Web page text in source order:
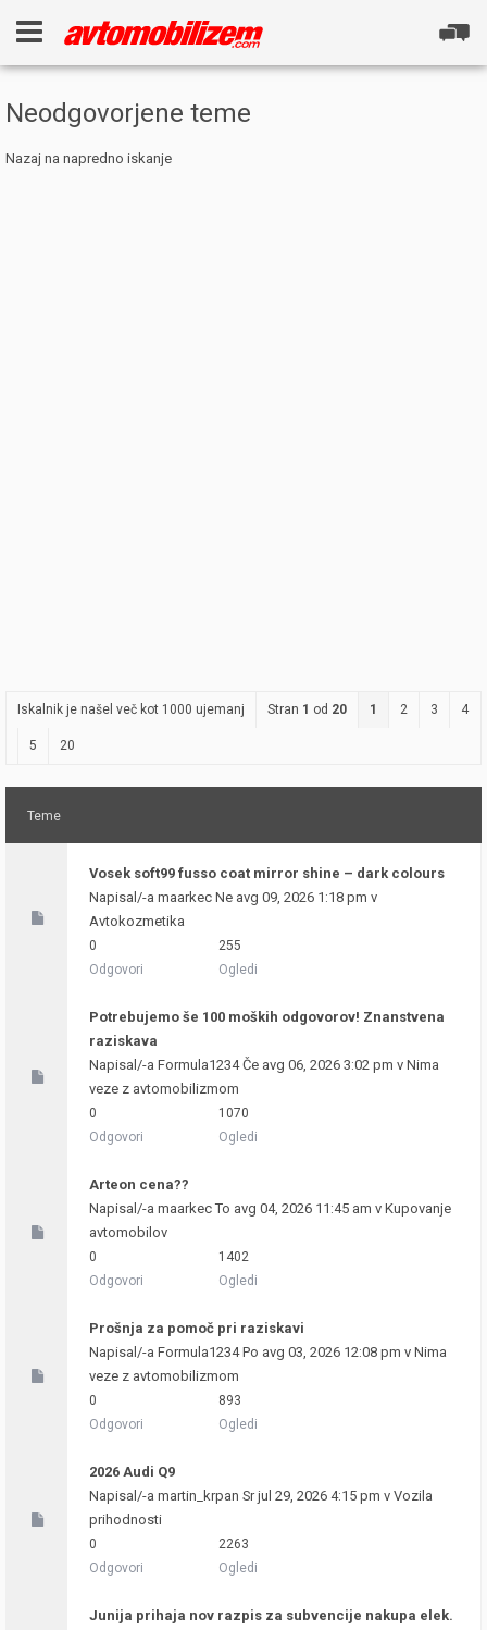
Neodgovorjene teme
Nazaj na napredno iskanje
Iskalnik je našel več kot 1000 ujemanj Stran 1 od 20 1 2 3 4
5 20
Teme
Vosek soft99 fusso coat mirror shine – dark colours
Napisal/-a maarkec Ne avg 09, 2026 1:18 pm v
Avtokozmetika
0
Odgovori
255
Ogledi
Potrebujemo še 100 moških odgovorov! Znanstvena
raziskava
Napisal/-a Formula1234Če avg 06, 2026 3:02 pm v Nima
veze z avtomobilizmom
0
Odgovori
1070
Ogledi
Arteon cena??
Napisal/-a maarkecTo avg 04, 2026 11:45 am v Kupovanje
avtomobilov
0
Odgovori
1402
Ogledi
Prošnja za pomoč pri raziskavi
Napisal/-a Formula1234Po avg 03, 2026 12:08 pm v Nima
veze z avtomobilizmom
0
Odgovori
893
Ogledi
2026 Audi Q9
Napisal/-a martin_krpan Sr jul 29, 2026 4:15 pm v Vozila
prihodnosti
0
Odgovori
2263
Ogledi
Junija prihaja nov razpis za subvencije nakupa elek.